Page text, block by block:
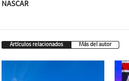
NASCAR
Artículos relacionados Más del autor